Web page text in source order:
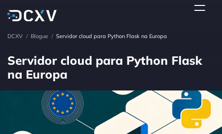
DCXV / Blogue / Servidor cloud para Python Flask na Europa
Servidor cloud para Python Flask
na Europa